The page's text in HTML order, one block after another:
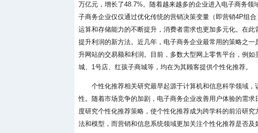
万亿元，增长了48.7%。随着越来越多的企业进入电子商务
子商务企业仅仅通过优化传统的营销决策变量（即营销4P组
运算和存储能力的不断提升，消费者需求也更加多元化。在
提升利润的新方法。近几年，电子商务企业最常用的策略之
升网站的交易额和利润。目前，多数大型网上零售平台，例
城、1号店、红孩子商城等，均在为其顾客提供个性化推荐。
个性化推荐相关研究最早起源于计算机和信息科学领域
性。随着市场竞争的加剧，电子商务企业改善用户体验的需
度研究个性化推荐策略，使个性化推荐成为跨学科的前沿研
法和模型，而营销和信息系统领域更加关注个性化推荐是否及